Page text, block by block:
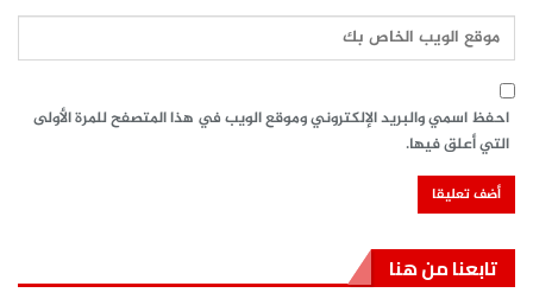
احفظ اسمي والبريد الإلكتروني وموقع الويب في هذا المتصفح للمرة الأولى
التي أعلق فيها.
تابعنا من هنا